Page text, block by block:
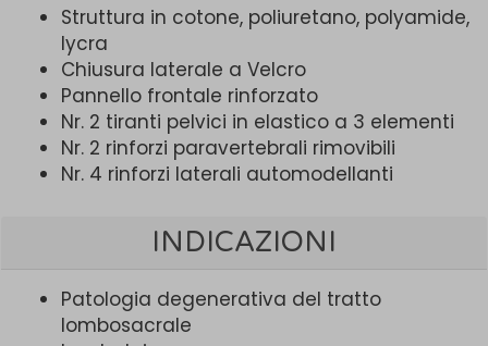
Struttura in cotone, poliuretano, polyamide,
lycra
Chiusura laterale a Velcro
Pannello frontale rinforzato
Nr. 2 tiranti pelvici in elastico a 3 elementi
Nr. 2 rinforzi paravertebrali rimovibili
Nr. 4 rinforzi laterali automodellanti
INDICAZIONI
Patologia degenerativa del tratto
lombosacrale